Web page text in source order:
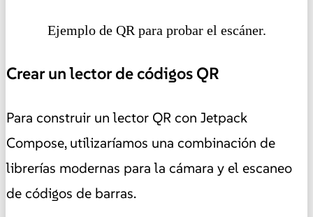
Ejemplo de QR para probar el escáner.
Crear un lector de códigos QR
Para construir un lector QR con Jetpack
Compose, utilizaríamos una combinación de
librerías modernas para la cámara y el escaneo
de códigos de barras.